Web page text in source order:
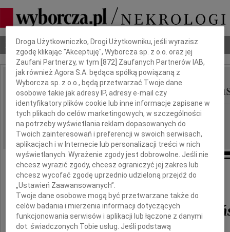
Nekrologi Odeszli Poradnik pogrzebowy
IMIĘ I NAZWISKO: Magdalena Polak-
REGION: Warszawa
DATA EMISJI: 13.05.2026
Magdalenę Polak-
Dbamy o Twoją prywatność
Droga Użytkowniczko, Drogi Użytkowniku, jeśli wyrazisz
zgodę klikając "Akceptuję", Wyborcza sp. z o.o. oraz jej
Zaufani Partnerzy, w tym [872 ] Zaufanych Partnerów IAB,
jak również Agora S.A. będąca spółką powiązaną z
Wyborcza sp. z o.o., będą przetwarzać Twoje dane
osobowe takie jak adresy IP, adresy e-mail czy
identyfikatory plików cookie lub inne informacje zapisane w
tych plikach do celów marketingowych, w szczególności
na potrzeby wyświetlania reklam dopasowanych do
Twoich zainteresowań i preferencji w swoich serwisach,
aplikacjach i w Internecie lub personalizacji treści w nich
wyświetlanych. Wyrażenie zgody jest dobrowolne. Jeśli nie
chcesz wyrazić zgody, chcesz ograniczyć jej zakres lub
chcesz wycofać zgodę uprzednio udzieloną przejdź do
„Ustawień Zaawansowanych”.
Twoje dane osobowe mogą być przetwarzane także do
celów badania i mierzenia informacji dotyczących
funkcjonowania serwisów i aplikacji lub łączone z danymi
dot. świadczonych Tobie usług. Jeśli podstawą